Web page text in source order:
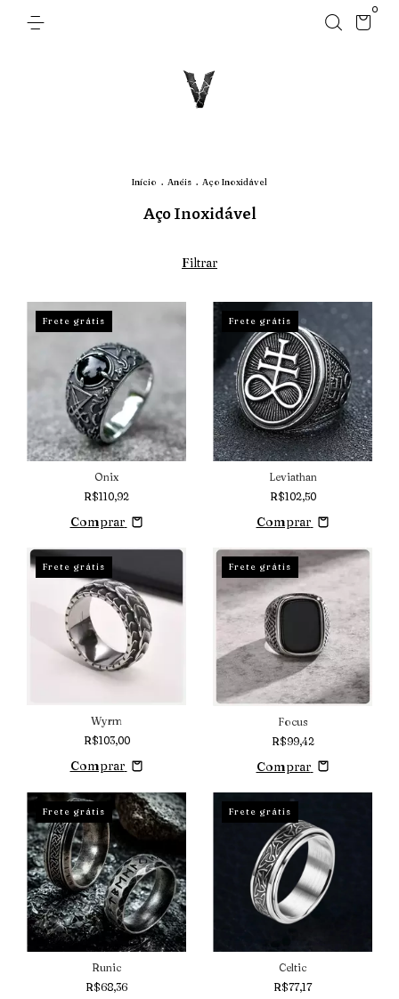
0
Início . Anéis . Aço Inoxidável
Aço Inoxidável
Filtrar
Frete grátis
Onix
R$110,92
Comprar
Frete grátis
Leviathan
R$102,50
Comprar
Frete grátis
Wyrm
R$103,00
Comprar
Frete grátis
Focus
R$99,42
Comprar
Frete grátis
Runic
R$68,36
Frete grátis
Celtic
R$77,17